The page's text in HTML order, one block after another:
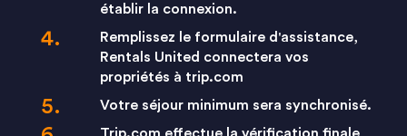
établir la connexion.
Remplissez le formulaire d'assistance,
Rentals United connectera vos
propriétés à trip.com
Votre séjour minimum sera synchronisé.